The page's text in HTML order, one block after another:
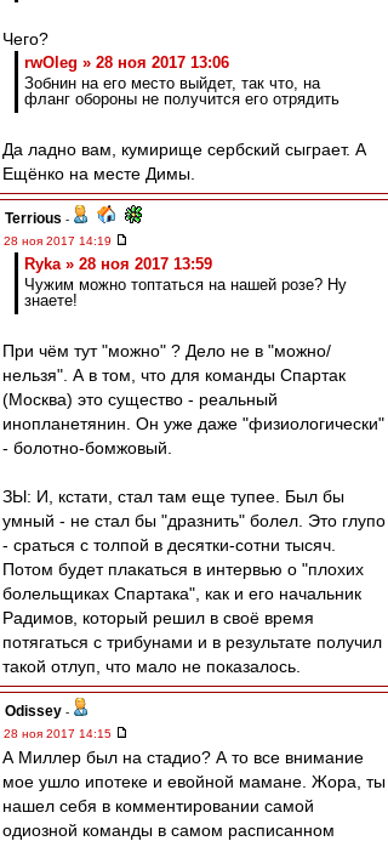
Чего?
rwOleg » 28 ноя 2017 13:06
Зобнин на его место выйдет, так что, на
фланг обороны не получится его отрядить
Да ладно вам, кумирище сербский сыграет. А
Ещёнко на месте Димы.
Terrious -
28 ноя 2017 14:19
Ryka » 28 ноя 2017 13:59
Чужим можно топтаться на нашей розе? Ну
знаете!
При чём тут "можно" ? Дело не в "можно/
нельзя". А в том, что для команды Спартак
(Москва) это существо - реальный
инопланетянин. Он уже даже "физиологически"
- болотно-бомжовый.
ЗЫ: И, кстати, стал там еще тупее. Был бы
умный - не стал бы "дразнить" болел. Это глупо
- сраться с толпой в десятки-сотни тысяч.
Потом будет плакаться в интервью о "плохих
болельщиках Спартака", как и его начальник
Радимов, который решил в своё время
потягаться с трибунами и в результате получил
такой отлуп, что мало не показалось.
Odissey -
28 ноя 2017 14:15
А Миллер был на стадио? А то все внимание
мое ушло ипотеке и евойной мамане. Жора, ты
нашел себя в комментировании самой
одиозной команды в самом расписанном